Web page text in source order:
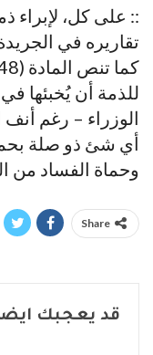
:: على كل، لإبراء
تقاريره في
للذمة أن يُخبئها
الوزراء – رغم أنف
أي شئ ذو صلة
وحماة الفساد من
Share
قد يعجبك